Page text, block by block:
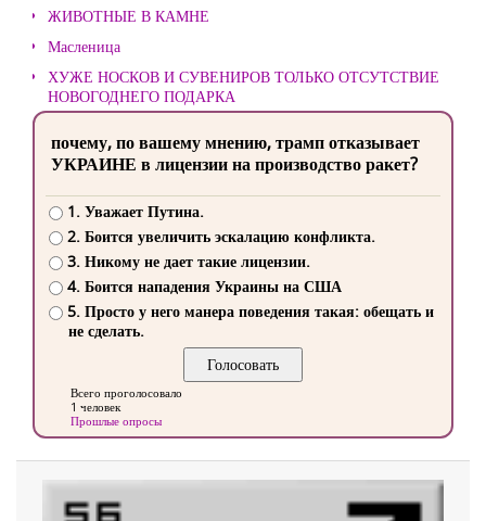
ЖИВОТНЫЕ В КАМНЕ
Масленица
ХУЖЕ НОСКОВ И СУВЕНИРОВ ТОЛЬКО ОТСУТСТВИЕ
НОВОГОДНЕГО ПОДАРКА
почему, по вашему мнению, трамп отказывает
УКРАИНЕ в лицензии на производство ракет?
1. Уважает Путина.
2. Боится увеличить эскалацию конфликта.
3. Никому не дает такие лицензии.
4. Боится нападения Украины на США
5. Просто у него манера поведения такая: обещать и
не сделать.
Всего проголосовало
1 человек
Прошлые опросы